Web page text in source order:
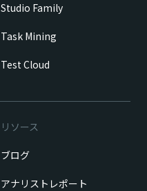
Studio Family
Task Mining
Test Cloud
リソース
ブログ
アナリストレポート